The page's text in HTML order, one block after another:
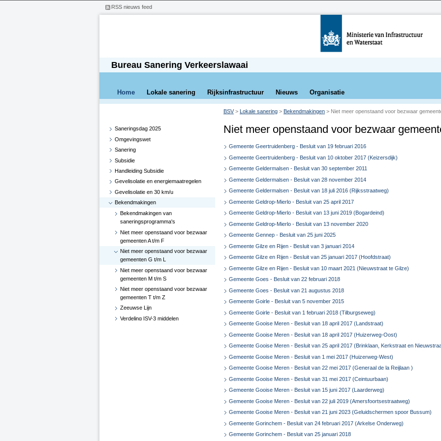
Bureau Sanering Verkeerslawaai
Home Lokale sanering Rijksinfrastructuur Nieuws Organisatie
BSV> Lokale sanering > Bekendmakingen > Niet meer openstaand voor bezwaar
Niet meer openstaand voor bezwaar
Gemeente Geertruidenberg - Besluit van 19 februari 2016
Gemeente Geertruidenberg - Besluit van 10 oktober 2017 (Keizersdijk)
Gemeente Geldermalsen - Besluit van 30 september 2011
Gemeente Geldermalsen - Besluit van 28 november 2014
Gemeente Geldermalsen - Besluit van 18 juli 2016 (Rijksstraatweg)
Gemeente Geldrop-Mierlo - Besluit van 25 april 2017
Gemeente Geldrop-Mierlo - Besluit van 13 juni 2019 (Bogardeind)
Gemeente Geldrop-Mierlo - Besluit van 13 november 2020
Gemeente Gennep - Besluit van 25 juni 2025
Gemeente Gilze en Rijen - Besluit van 3 januari 2014
Gemeente Gilze en Rijen - Besluit van 25 januari 2017 (Hoofdstraat)
Gemeente Gilze en Rijen - Besluit van 10 maart 2021 (Nieuwstraat te Gilze)
Gemeente Goes - Besluit van 22 februari 2018
Gemeente Goes - Besluit van 21 augustus 2018
Gemeente Goirle - Besluit van 5 november 2015
Gemeente Goirle - Besluit van 1 februari 2018 (Tilburgseweg)
Gemeente Gooise Meren - Besluit van 18 april 2017 (Landstraat)
Gemeente Gooise Meren - Besluit van 18 april 2017 (Huizerweg-Oost)
Gemeente Gooise Meren - Besluit van 25 april 2017 (Brinklaan, Kerkstraat en
Gemeente Gooise Meren - Besluit van 1 mei 2017 (Huizerweg-West)
Gemeente Gooise Meren - Besluit van 22 mei 2017 (Generaal de la Reijlaan )
Gemeente Gooise Meren - Besluit van 31 mei 2017 (Ceintuurbaan)
Gemeente Gooise Meren - Besluit van 15 juni 2017 (Laarderweg)
Gemeente Gooise Meren - Besluit van 22 juli 2019 (Amersfoortsestraatweg)
Gemeente Gooise Meren - Besluit van 21 juni 2023 (Geluidschermen spoor Bussum)
Gemeente Gorinchem - Besluit van 24 februari 2017 (Arkelse Onderweg)
Gemeente Gorinchem - Besluit van 25 januari 2018
Saneringsdag 2025
Omgevingswet
Sanering
Subsidie
Handleiding Subsidie
Gevelisolatie en energiemaatregelen
Gevelisolatie en 30 km/u
Bekendmakingen
Bekendmakingen van
saneringsprogramma's
Niet meer openstaand voor bezwaar
gemeenten A t/m F
Niet meer openstaand voor bezwaar
gemeenten G t/m L
Niet meer openstaand voor bezwaar
gemeenten M t/m S
Niet meer openstaand voor bezwaar
gemeenten T t/m Z
Zeeuwse Lijn
Verdeling ISV-3 middelen
RSS nieuws feed